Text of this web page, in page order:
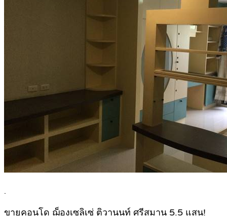
.
ขายคอนโด ฌ็องเซลิเซ่ ติวานนท์ ศรีสมาน 5.5 แสน!